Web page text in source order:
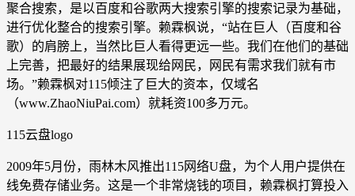
聚合搜索，是以百度和谷歌两大搜索引擎的搜索记录为基础，
进行优化整合的搜索引擎。赖霖枫说，“站在巨人（百度和谷
歌）的肩膀上，当然比巨人看得更远一些。我们在他们的基础
上完善，把最好的结果展现给网民，网民有需求我们就有市
场。”赖霖枫对115倾注了巨大的资本，仅域名
（www.ZhaoNiuPai.com）就耗资100多万元。
115云盘logo
2009年5月份，雨林木风推出115网络U盘，为个人用户提供在
线免费存储业务。这是一个非常烧钱的项目，赖霖枫打算投入